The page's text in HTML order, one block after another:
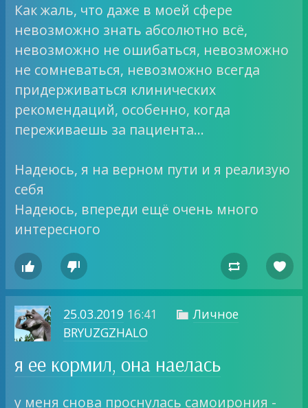
Как жаль, что даже в моей сфере
невозможно знать абсолютно всё,
невозможно не ошибаться, невозможно
не сомневаться, невозможно всегда
придерживаться клинических
рекомендаций, особенно, когда
переживаешь за пациента…
Надеюсь, я на верном пути и я реализую
себя
Надеюсь, впереди ещё очень много
интересного
   
25.03.201916:41  Личное
BRYUZGZHALO
я ее кормил, она наелась
у меня снова проснулась самоирония -